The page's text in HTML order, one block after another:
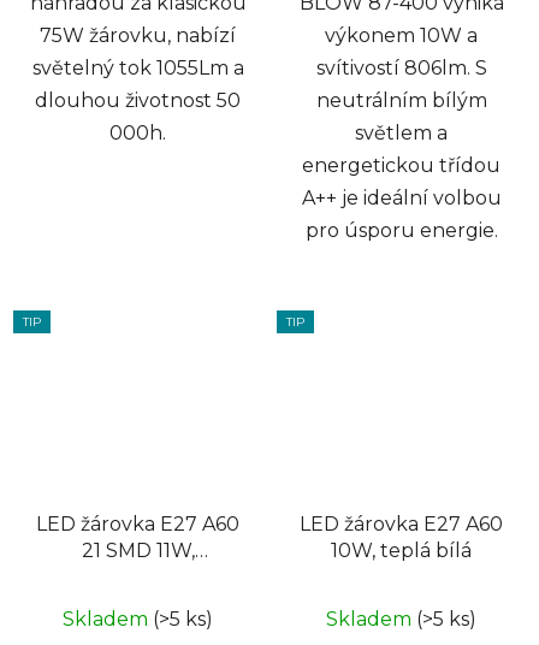
75W žárovku, nabízí
světelný tok 1055Lm a
dlouhou životnost 50
000h.
výkonem 10W a
svítivostí 806lm. S
neutrálním bílým
světlem a
energetickou třídou
A++ je ideální volbou
pro úsporu energie.
TIP
LED žárovka E27 A60
21 SMD 11W,
Skladem (>5 ks)
TIP
LED žárovka E27 A60
10W, teplá bílá
Skladem (>5 ks)